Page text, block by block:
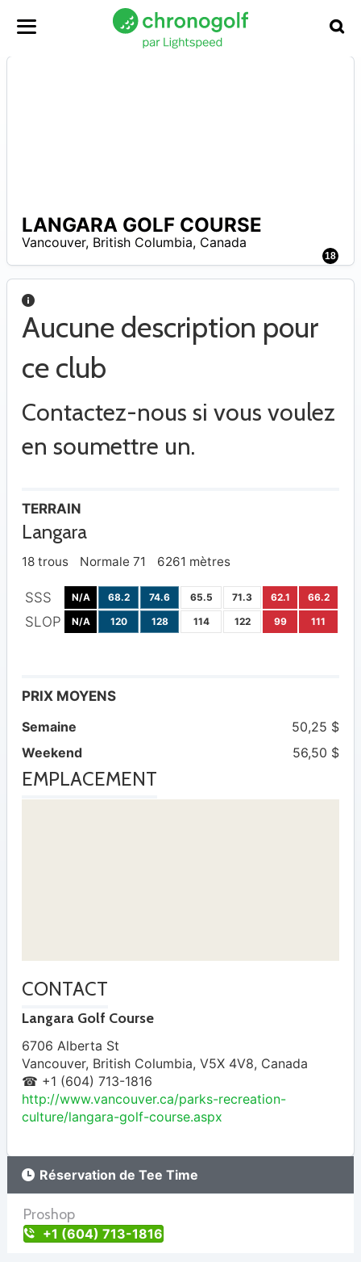
18
LANGARA GOLF COURSE
Vancouver, British Columbia, Canada
Aucune description pour
ce club
Contactez-nous si vous voulez
en soumettre un.
TERRAIN
Langara
18 trous Normale 71 6261 mètres
SSS N/A 68.2 74.6 65.5 71.3 62.1 66.2
SLOP N/A 120 128 114 122 99 111
PRIX MOYENS
Semaine
50,25 $
Weekend
56,50 $
EMPLACEMENT
CONTACT
Langara Golf Course
6706 Alberta St
Vancouver, British Columbia, V5X 4V8, Canada
☎ +1 (604) 713-1816
http://www.vancouver.ca/parks-recreation-
culture/langara-golf-course.aspx
Réservation de Tee Time
Proshop
+1 (604) 713-1816